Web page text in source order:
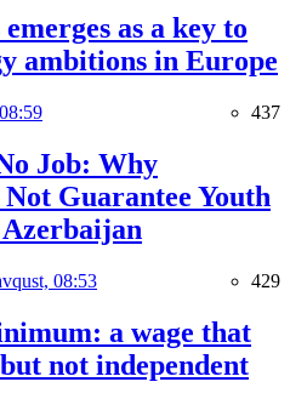
as a key to
ambitions in Europe
437
Job: Why
Guarantee Youth
08:53 429
a wage that
not independent